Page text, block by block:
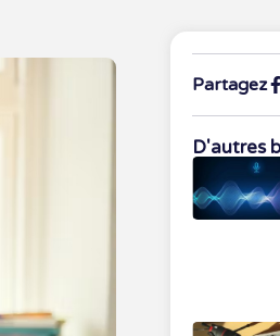
Partagez
D'autres